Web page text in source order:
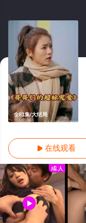
全81集/大结局
 在线观看